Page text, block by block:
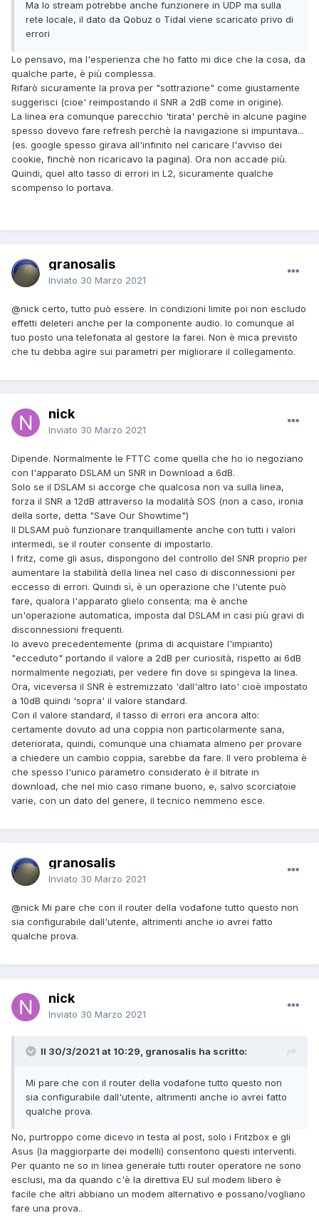
Ma lo stream potrebbe anche funzionere in UDP ma sulla
rete locale, il dato da Qobuz o Tidal viene scaricato privo di
errori
Lo pensavo, ma l'esperienza che ho fatto mi dice che la cosa, da
qualche parte, è più complessa.
Rifarò sicuramente la prova per "sottrazione" come giustamente
suggerisci (cioe' reimpostando il SNR a 2dB come in origine).
La linea era comunque parecchio 'tirata' perchè in alcune pagine
spesso dovevo fare refresh perchè la navigazione si impuntava...
(es. google spesso girava all'infinito nel caricare l'avviso dei
cookie, finchè non ricaricavo la pagina). Ora non accade più.
Quindi, quel alto tasso di errori in L2, sicuramente qualche
scompenso lo portava.
granosalis
Inviato 30 Marzo 2021
@nick certo, tutto può essere. In condizioni limite poi non escludo
effetti deleteri anche per la componente audio. Io comunque al
tuo posto una telefonata al gestore la farei. Non è mica previsto
che tu debba agire sui parametri per migliorare il collegamento.
nick
Inviato 30 Marzo 2021
Dipende. Normalmente le FTTC come quella che ho io negoziano
con l'apparato DSLAM un SNR in Download a 6dB.
Solo se il DSLAM si accorge che qualcosa non va sulla linea,
forza il SNR a 12dB attraverso la modalità SOS (non a caso, ironia
della sorte, detta "Save Our Showtime")
Il DLSAM può funzionare tranquillamente anche con tutti i valori
intermedi, se il router consente di impostarlo.
I fritz, come gli asus, dispongono del controllo del SNR proprio per
aumentare la stabilità della linea nel caso di disconnessioni per
eccesso di errori. Quindi sì, è un operazione che l'utente può
fare, qualora l'apparato glielo consenta; ma è anche
un'operazione automatica, imposta dal DSLAM in casi più gravi di
disconnessioni frequenti.
Io avevo precedentemente (prima di acquistare l'impianto)
"ecceduto" portando il valore a 2dB per curiosità, rispetto ai 6dB
normalmente negoziati, per vedere fin dove si spingeva la linea.
Ora, viceversa il SNR è estremizzato 'dall'altro lato' cioè impostato
a 10dB quindi 'sopra' il valore standard.
Con il valore standard, il tasso di errori era ancora alto:
certamente dovuto ad una coppia non particolarmente sana,
deteriorata, quindi, comunque una chiamata almeno per provare
a chiedere un cambio coppia, sarebbe da fare. Il vero problema è
che spesso l'unico parametro considerato è il bitrate in
download, che nel mio caso rimane buono, e, salvo scorciatoie
varie, con un dato del genere, il tecnico nemmeno esce.
granosalis
Inviato 30 Marzo 2021
@nick Mi pare che con il router della vodafone tutto questo non
sia configurabile dall'utente, altrimenti anche io avrei fatto
qualche prova.
nick
Inviato 30 Marzo 2021
Il 30/3/2021 at 10:29, granosalis ha scritto:
Mi pare che con il router della vodafone tutto questo non
sia configurabile dall'utente, altrimenti anche io avrei fatto
qualche prova.
No, purtroppo come dicevo in testa al post, solo i Fritzbox e gli
Asus (la maggiorparte dei modelli) consentono questi interventi.
Per quanto ne so in linea generale tutti router operatore ne sono
esclusi, ma da quando c'è la direttiva EU sul modem libero è
facile che altri abbiano un modem alternativo e possano/vogliano
fare una prova..